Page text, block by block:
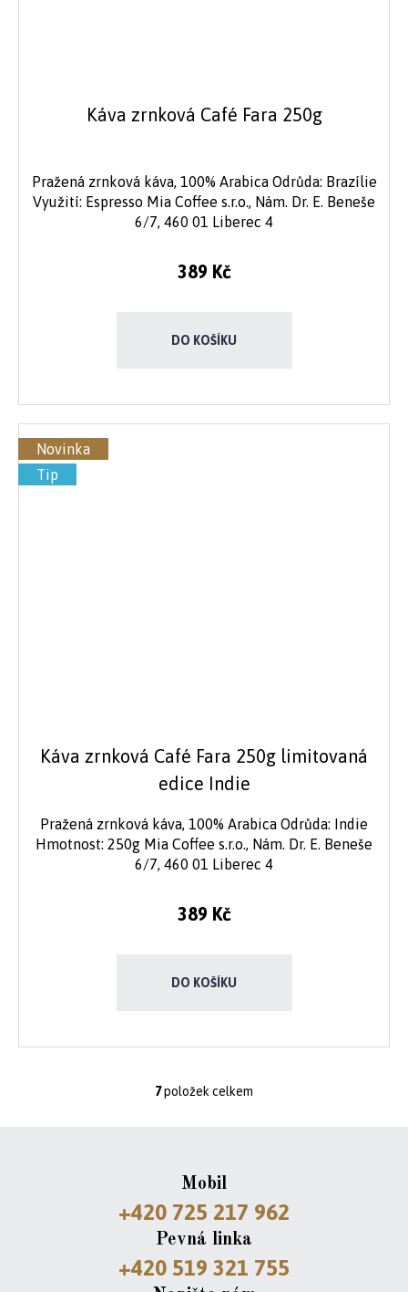
Káva zrnková Café Fara 250g
389 Kč
DO KOŠÍKU
Pražená zrnková káva, 100% Arabica Odrůda: Brazílie
Využití: Espresso Mia Coffee s.r.o., Nám. Dr. E. Beneše
6/7, 460 01 Liberec 4
Novinka
Tip
Káva zrnková Café Fara 250g limitovaná
edice Indie
389 Kč
DO KOŠÍKU
Pražená zrnková káva, 100% Arabica Odrůda: Indie
Hmotnost: 250g Mia Coffee s.r.o., Nám. Dr. E. Beneše
6/7, 460 01 Liberec 4
O
d
a
c
í
p
r
7položek celkem
Mobil
+420 725 217 962
Pevná linka
+420 519 321 755